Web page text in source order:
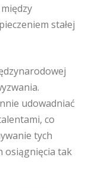
stałej
udowadniać
co
tych
osiągnięcia tak